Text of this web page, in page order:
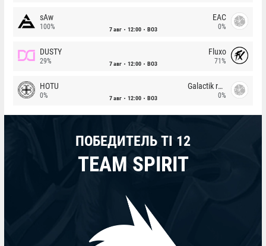
sAw
100% 7 авг 12:00 BO3
EAC
0%
DUSTY
29% 7 авг 12:00 BO3
Fluxo
71%
HOTU
0% 7 авг 12:00 BO3
Galactik rebels
0%
ПОБЕДИТЕЛЬ TI 12
TEAM SPIRIT